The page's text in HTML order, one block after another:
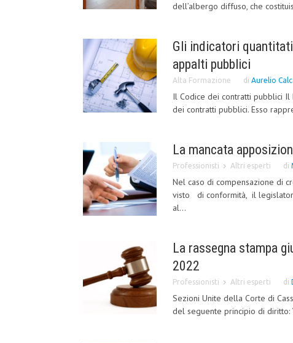
dell’albergo diffuso, che
Gli indicatori
appalti pubblici
Alta Formazione di Aurelio
Il Codice dei contratti pubblici
dei contratti pubblici. Esso
La mancata
Professionisti Altri esperti di
Nel caso di compensazione
visto di conformità, il
al...
La rassegna stampa
2022
Professionisti Altri esperti di
Sezioni Unite della Corte di
del seguente principio di diritto: